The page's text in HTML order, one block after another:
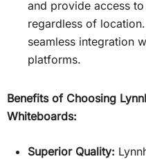
and provide access
regardless of
seamless integration
platforms.
Benefits of Choosing
Whiteboards:
Superior Quality: